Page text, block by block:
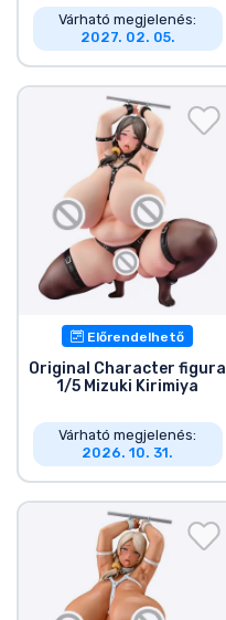
Várható megjelenés:
2027. 02. 05.
Előrendelhető
Original Character figura
1/5 Mizuki Kirimiya
Várható megjelenés:
2026. 10. 31.